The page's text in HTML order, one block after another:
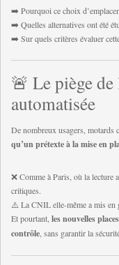
➡️ Pourquoi ce choix
➡️ Quelles alternatives ont été
➡️ Sur quels critères évaluer
🚨 Le piège
automatisée
De nombreux usagers, motards
qu’un prétexte à la mise en
❌ Comme à Paris, où la lecture
critiques.
⚠️ La CNIL elle-même a mis en
Et pourtant, les nouvelles
contrôle , sans garantir la